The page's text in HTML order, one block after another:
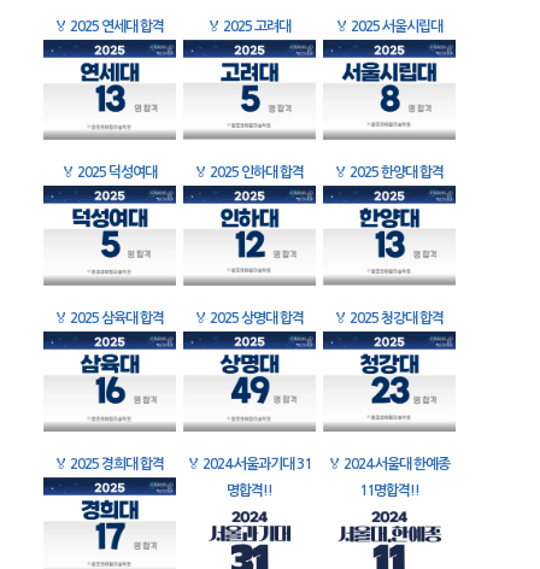
🏅 2025 연세대 합격 🏅 2025 고려대 🏅 2025 서울시립대
🏅 2025 덕성여대 🏅 2025 인하대 합격 🏅 2025 한양대 합격
🏅 2025 삼육대 합격 🏅 2025 상명대 합격 🏅 2025 청강대 합격
🏅 2025 경희대 합격 🏅 2024 서울과기대 31
명합격!!
🏅 2024 서울대 한예종
11명합격!!